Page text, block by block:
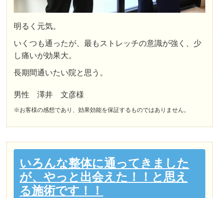
明るく元気。
いくつも通ったが、最もストレッチの意識が強く、少
し痛いが効果大。
長期間通いたい院と思う。
男性 澤井 文彦様
※お客様の感想であり、効果効能を保証するものではありません。
いろんな整体に通ってきました
が、やっと出会えた！！と思え
る施術です！！